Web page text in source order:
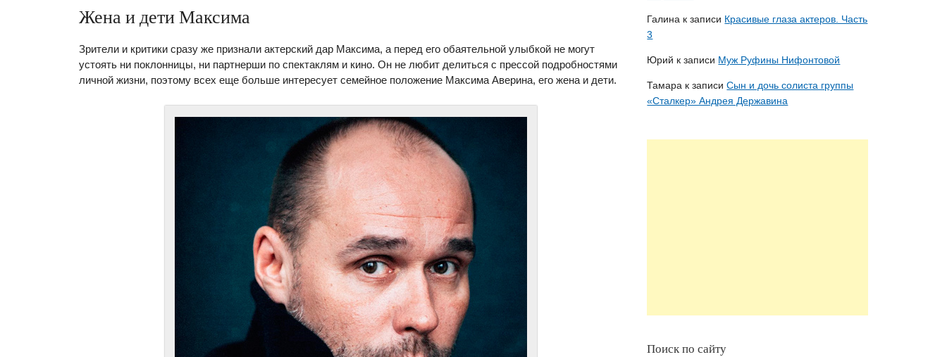
Жена и дети Максима
Зрители и критики сразу же признали актерский дар Максима, а перед его обаятельной улыбкой не могут
устоять ни поклонницы, ни партнерши по спектаклям и кино. Он не любит делиться с прессой подробностями
личной жизни, поэтому всех еще больше интересует семейное положение Максима Аверина, его жена и дети.
Галина к записи Красивые глаза актеров. Часть
3
Юрий к записи Муж Руфины Нифонтовой
Тамара к записиСын и дочь солиста группы
«Сталкер» Андрея Державина
Поиск по сайту